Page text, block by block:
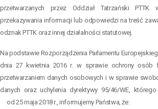
przetwarzanych przez Oddział Tatrzański
przekazywania informacji lub odpowiedzi na treść
odznak PTTK oraz innej działalności statutowej.
Na podstawie Rozporządzenia Parlamentu
dnia 27 kwietnia 2016 r. w sprawie ochrony osób
przetwarzaniem danych osobowych i w sprawie
danych oraz uchylenia dyrektywy 95/46/WE,
od 25 maja 2018 r., informujemy Państwa, że: